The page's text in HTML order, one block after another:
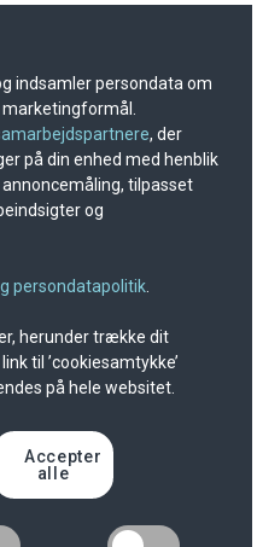
indsamler persondata om
marketingformål.
, der
på din enhed med henblik
tilpasset
og
persondatapolitik
herunder trække dit
til ’cookiesamtykke’
på hele websitet.
Accepter
alle